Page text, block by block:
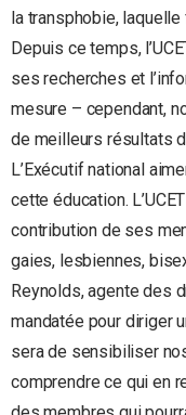
la transphobie,
Depuis ce temps,
ses recherches et
mesure – cependant,
de meilleurs résultats
L’Exécutif national
cette éducation.
contribution de ses
gaies, lesbiennes,
Reynolds, agente des
mandatée pour diriger
sera de sensibiliser
comprendre ce qui en